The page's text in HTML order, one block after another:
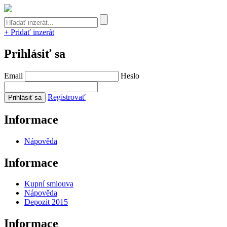
+ Pridať inzerát
Prihlásiť sa
Email Heslo
Registrovať
Informace
Nápověda
Informace
Kupní smlouva
Nápověda
Depozit 2015
Informace